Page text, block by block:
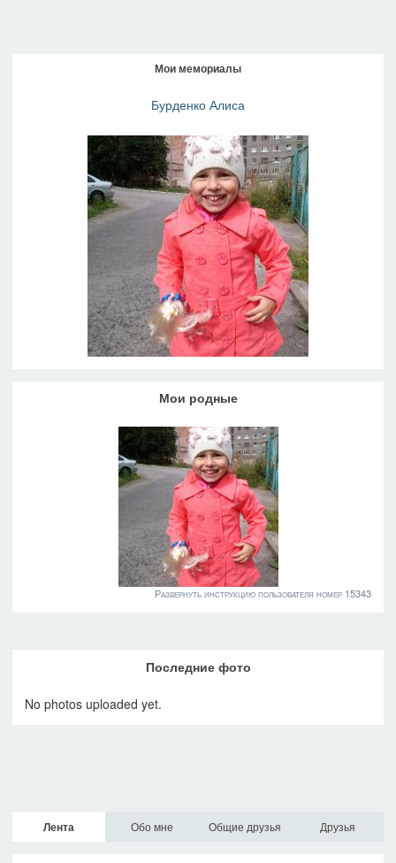
Мои мемориалы
Бурденко Алиса
Мои родные
Развернуть инструкцию пользователя номер 15343
Последние фото
No photos uploaded yet.
Лента Обо мне Общие друзья Друзья